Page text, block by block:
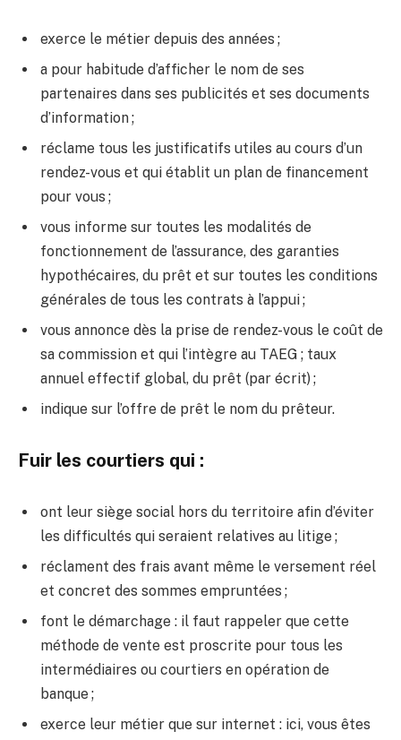
exerce le métier depuis des années ;
a pour habitude d’afficher le nom de ses
partenaires dans ses publicités et ses documents
d’information ;
réclame tous les justificatifs utiles au cours d’un
rendez-vous et qui établit un plan de financement
pour vous ;
vous informe sur toutes les modalités de
fonctionnement de l’assurance, des garanties
hypothécaires, du prêt et sur toutes les conditions
générales de tous les contrats à l’appui ;
vous annonce dès la prise de rendez-vous le coût de
sa commission et qui l’intègre au TAEG ; taux
annuel effectif global, du prêt (par écrit) ;
indique sur l’offre de prêt le nom du prêteur.
Fuir les courtiers qui :
ont leur siège social hors du territoire afin d’éviter
les difficultés qui seraient relatives au litige ;
réclament des frais avant même le versement réel
et concret des sommes empruntées ;
font le démarchage : il faut rappeler que cette
méthode de vente est proscrite pour tous les
intermédiaires ou courtiers en opération de
banque ;
exerce leur métier que sur internet : ici, vous êtes